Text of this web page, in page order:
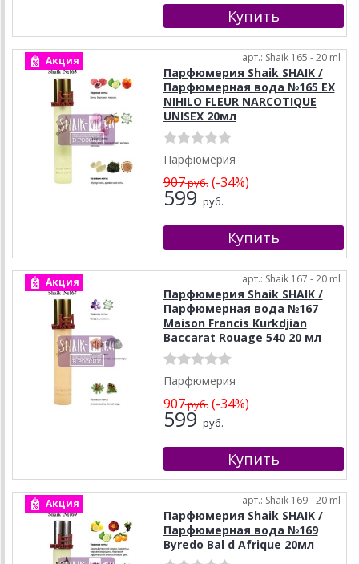
Акция арт.: Shaik 165 - 20 ml
Парфюмерия Shaik SHAIK /
Парфюмерная вода №165 EX
NIHILO FLEUR NARCOTIQUE
UNISEX 20мл
Парфюмерия
907руб.(-34%)
599 руб.
Акция арт.: Shaik 167 - 20 ml
Парфюмерия Shaik SHAIK /
Парфюмерная вода №167
Maison Francis Kurkdjian
Baccarat Rouage 540 20 мл
Парфюмерия
907руб.(-34%)
599 руб.
Акция арт.: Shaik 169 - 20 ml
Парфюмерия Shaik SHAIK /
Парфюмерная вода №169
Byredo Bal d Afrique 20мл